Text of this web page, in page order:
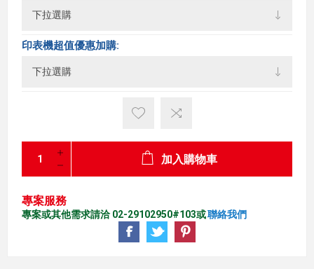
印表機超值優惠加購:
加入購物車
專案服務
專案或其他需求請洽 02-29102950#103或聯絡我們